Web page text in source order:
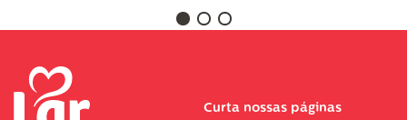
Curta nossas páginas